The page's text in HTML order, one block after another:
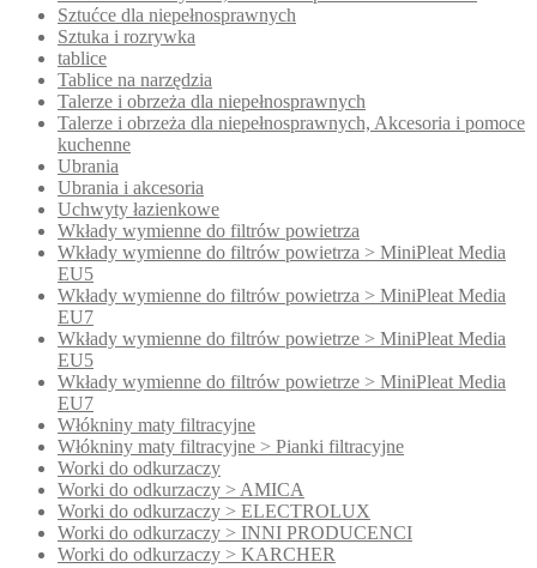
Sztućce dla niepełnosprawnych
Sztuka i rozrywka
tablice
Tablice na narzędzia
Talerze i obrzeża dla niepełnosprawnych
Talerze i obrzeża dla niepełnosprawnych, Akcesoria i pomoce
kuchenne
Ubrania
Ubrania i akcesoria
Uchwyty łazienkowe
Wkłady wymienne do filtrów powietrza
Wkłady wymienne do filtrów powietrza > MiniPleat Media
EU5
Wkłady wymienne do filtrów powietrza > MiniPleat Media
EU7
Wkłady wymienne do filtrów powietrze > MiniPleat Media
EU5
Wkłady wymienne do filtrów powietrze > MiniPleat Media
EU7
Włókniny maty filtracyjne
Włókniny maty filtracyjne > Pianki filtracyjne
Worki do odkurzaczy
Worki do odkurzaczy > AMICA
Worki do odkurzaczy > ELECTROLUX
Worki do odkurzaczy > INNI PRODUCENCI
Worki do odkurzaczy > KARCHER